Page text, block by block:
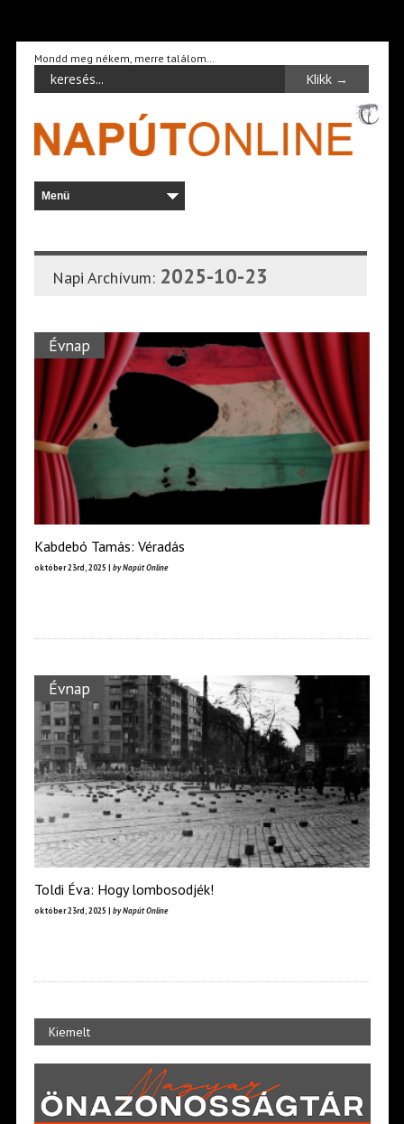
Mondd meg nékem, merre találom…
Napi Archívum: 2025-10-23
Évnap
Kabdebó Tamás: Véradás
október 23rd, 2025 | by Napút Online
Évnap
Toldi Éva: Hogy lombosodjék!
október 23rd, 2025 | by Napút Online
Kiemelt